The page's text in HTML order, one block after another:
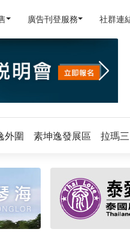
廣告刊登服務 社群連
外圍 素坤逸發展區 拉瑪三